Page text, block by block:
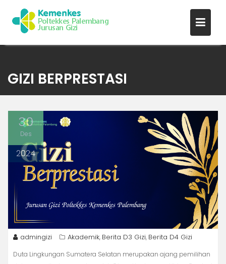
content
GIZI BERPRESTASI
30
Des
2024
admingizi Akademik, Berita D3 Gizi, Berita D4 Gizi
Duta Lingkungan Sumatera Selatan merupakan ajang pemilihan